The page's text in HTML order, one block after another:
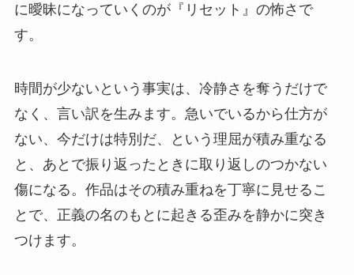
に曖昧になっていくのが『リセット』の怖さで
す。
時間が少ないという事実は、冷静さを奪うだけで
なく、言い訳を生みます。急いでいるから仕方が
ない、今だけは特別だ、という理屈が積み重なる
と、あとで振り返ったときに取り返しのつかない
傷になる。作品はその積み重ねを丁寧に見せるこ
とで、正義の名のもとに起きる歪みを静かに突き
つけます。